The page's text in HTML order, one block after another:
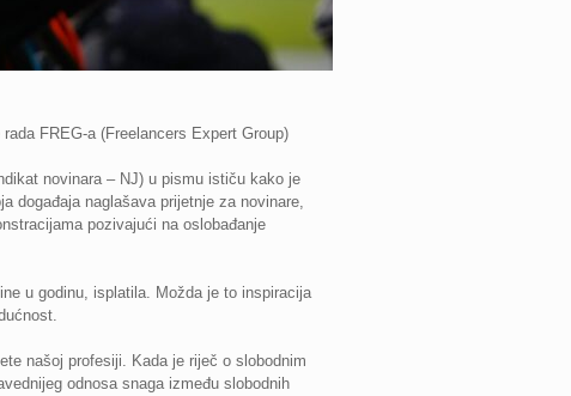
FREG-a (Freelancers Expert Group)
novinara – NJ) u pismu ističu kako je
događaja naglašava prijetnje za novinare,
pozivajući na oslobađanje
u godinu, isplatila. Možda je to inspiracija
našoj profesiji. Kada je riječ o slobodnim
odnosa snaga između slobodnih